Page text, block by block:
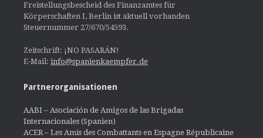
Freistellungsbescheid des Finanzamtes für
Körperschaften I, Berlin ist aktuell vorhanden
Steuernummer 27/670/54593.
Zeitschrift: ¡NO PASARÁN!
E-Mail: info@spanienkaempfer.de
Partnerorganisationen
AABI – Asociación de Amigos de las Brigadas
Internacionales (Spanien)
ACER – Les Amis des Combattants en Espagne Républicaine